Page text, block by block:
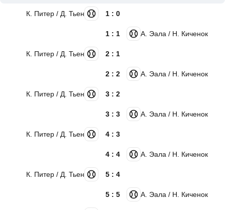
К. Питер / Д. Тьен 1 : 0
А. Эала / Н. Киченок
1 : 1
К. Питер / Д. Тьен 2 : 1
А. Эала / Н. Киченок
2 : 2
К. Питер / Д. Тьен 3 : 2
А. Эала / Н. Киченок
3 : 3
К. Питер / Д. Тьен 4 : 3
А. Эала / Н. Киченок
4 : 4
К. Питер / Д. Тьен 5 : 4
А. Эала / Н. Киченок
5 : 5